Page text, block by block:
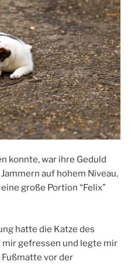
konnte, war ihre Geduld
auf hohem Niveau,
große Portion “Felix”
hatte die Katze des
mir gefressen und legte mir
vor der